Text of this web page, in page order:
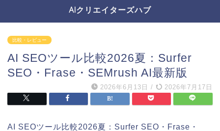
AIクリエイターズハブ
比較・レビュー
AI SEOツール比較2026夏：Surfer
SEO・Frase・SEMrush AI最新版
2026年6月13日 / 2026年7月17日
AI SEOツール比較2026夏：Surfer SEO・Frase・